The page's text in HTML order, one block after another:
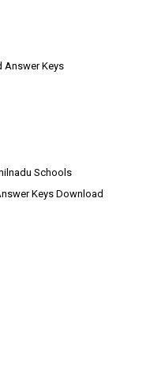
Answer Keys
Schools
Keys Download